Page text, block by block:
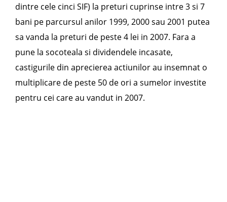
dintre cele cinci SIF) la preturi cuprinse intre 3 si 7
bani pe parcursul anilor 1999, 2000 sau 2001 putea
sa vanda la preturi de peste 4 lei in 2007. Fara a
pune la socoteala si dividendele incasate,
castigurile din aprecierea actiunilor au insemnat o
multiplicare de peste 50 de ori a sumelor investite
pentru cei care au vandut in 2007.